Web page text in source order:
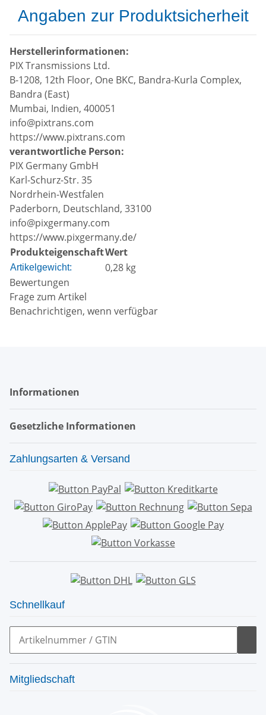
Angaben zur Produktsicherheit
Herstellerinformationen:
PIX Transmissions Ltd.
B-1208, 12th Floor, One BKC, Bandra-Kurla Complex,
Bandra (East)
Mumbai, Indien, 400051
info@pixtrans.com
https://www.pixtrans.com
verantwortliche Person:
PIX Germany GmbH
Karl-Schurz-Str. 35
Nordrhein-Westfalen
Paderborn, Deutschland, 33100
info@pixgermany.com
https://www.pixgermany.de/
ProdukteigenschaftWert
Artikelgewicht: 0,28 kg
Bewertungen
Frage zum Artikel
Benachrichtigen, wenn verfügbar
Informationen
Gesetzliche Informationen
Zahlungsarten & Versand
Schnellkauf
Mitgliedschaft